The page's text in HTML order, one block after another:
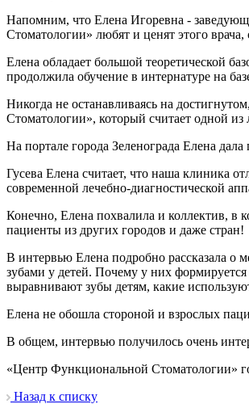
Напомним, что Елена Игоревна -
Стоматологии» любят и ценят этого
Елена обладает большой теоретической
продолжила обучение в интернатуре на
Никогда не останавливаясь на
Стоматологии», который считает одной
На портале города Зеленограда Елена
Гусева Елена считает, что наша клиника
современной лечебно-диагностической
Конечно, Елена похвалила и коллектив, в
пациенты из других городов и даже стран!
В интервью Елена подробно рассказала о
зубами у детей. Почему у них формируется
выравнивают зубы детям, какие
Елена не обошла стороной и взрослых
В общем, интервью получилось очень
«Центр Функциональной Стоматологии»
Назад к списку